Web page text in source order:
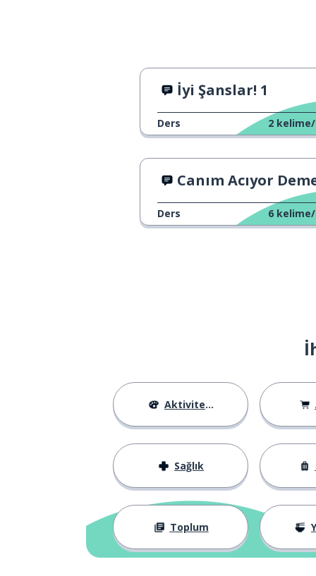
İyi Şanslar! 1
Ders 2
Canım Acıyor Demenin 3
Ders 6
Aktiviteler
Sağlık
Toplum